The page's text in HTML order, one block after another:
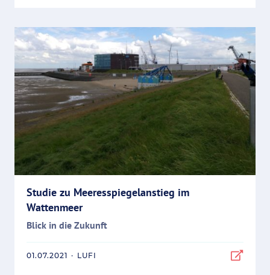
Studie zu Meeresspiegelanstieg im
Wattenmeer
Blick in die Zukunft
01.07.2021 · LUFI